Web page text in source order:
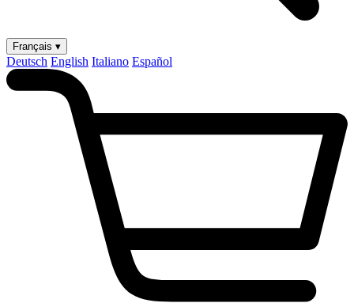
Français ▾
Deutsch English Italiano Español